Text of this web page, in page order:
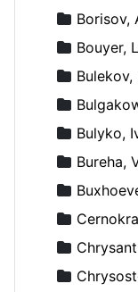
Borisov,
Bouyer,
Bulyko,
Bureha,